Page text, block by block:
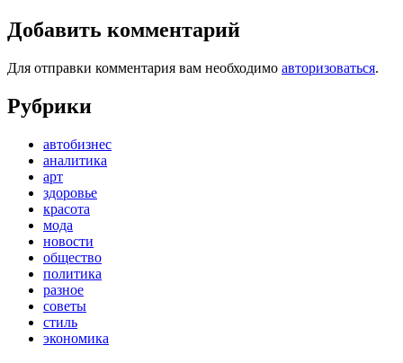
Добавить комментарий
Для отправки комментария вам необходимо авторизоваться.
Рубрики
автобизнес
аналитика
арт
здоровье
красота
мода
новости
общество
политика
разное
советы
стиль
экономика